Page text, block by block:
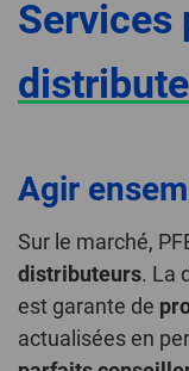
Services
Agir
Sur le marché,
distributeurs. La
est garante de
actualisées en